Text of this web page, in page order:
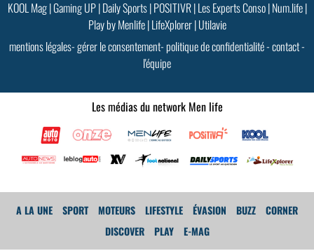
GoodMood #15
PLUS D'INFOS
KOOL Mag|Gaming UP|Daily Sports|POSITIVR|Les Experts Conso|Num.life|
Play by Menlife|LifeXplorer|Utilavie
mentions légales-gérer le consentement-politique de confidentialité-contact-
l'équipe
Les médias du network Men life
A LA UNE SPORT MOTEURS LIFESTYLE ÉVASION BUZZ
CORNER
DISCOVER
PLAY E-MAG